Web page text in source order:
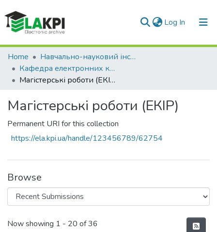
Log In (current)
Communities & Collections
All of DSpace
Home
Навчально-науковий інститут телекомунікаційних систем (НН ІТС)
Кафедра електронних комунікацій та інтернету речей (ЕКІР)
Магістерські роботи (ЕКІР)
Магістерські роботи (ЕКІР)
Permanent URI for this collection
https://ela.kpi.ua/handle/123456789/62754
Browse
Recent Submissions
Now showing 1 - 20 of 36